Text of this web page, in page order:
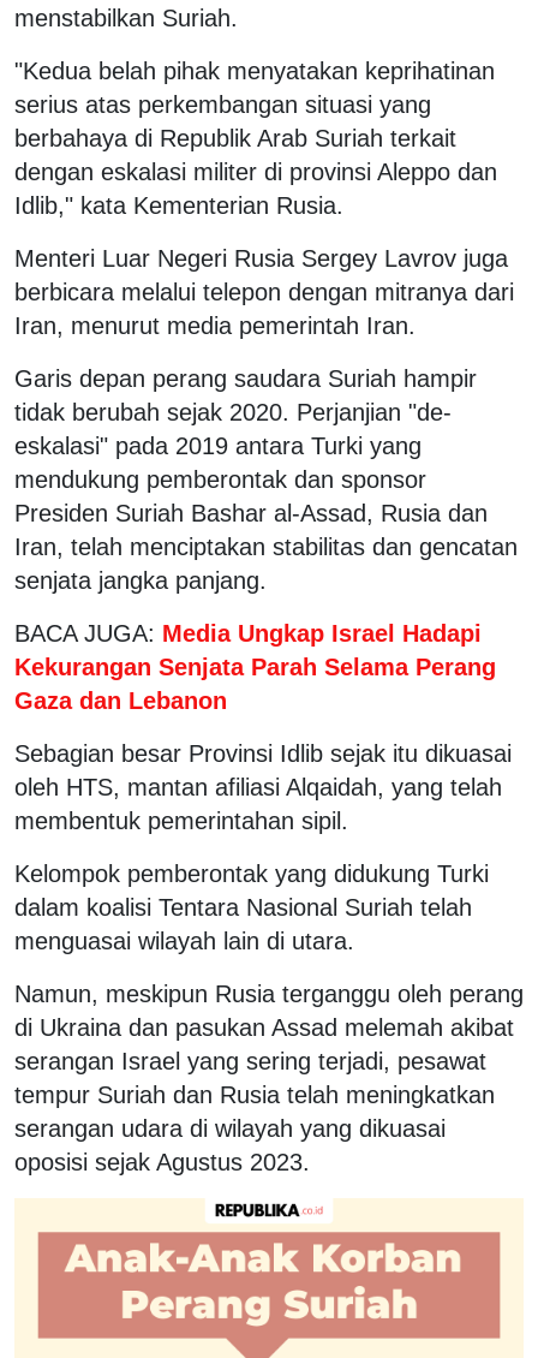
menstabilkan Suriah.
"Kedua belah pihak menyatakan keprihatinan
serius atas perkembangan situasi yang
berbahaya di Republik Arab Suriah terkait
dengan eskalasi militer di provinsi Aleppo dan
Idlib," kata Kementerian Rusia.
Menteri Luar Negeri Rusia Sergey Lavrov juga
berbicara melalui telepon dengan mitranya dari
Iran, menurut media pemerintah Iran.
Garis depan perang saudara Suriah hampir
tidak berubah sejak 2020. Perjanjian "de-
eskalasi" pada 2019 antara Turki yang
mendukung pemberontak dan sponsor
Presiden Suriah Bashar al-Assad, Rusia dan
Iran, telah menciptakan stabilitas dan gencatan
senjata jangka panjang.
BACA JUGA: Media Ungkap Israel Hadapi
Kekurangan Senjata Parah Selama Perang
Gaza dan Lebanon
Sebagian besar Provinsi Idlib sejak itu dikuasai
oleh HTS, mantan afiliasi Alqaidah, yang telah
membentuk pemerintahan sipil.
Kelompok pemberontak yang didukung Turki
dalam koalisi Tentara Nasional Suriah telah
menguasai wilayah lain di utara.
Namun, meskipun Rusia terganggu oleh perang
di Ukraina dan pasukan Assad melemah akibat
serangan Israel yang sering terjadi, pesawat
tempur Suriah dan Rusia telah meningkatkan
serangan udara di wilayah yang dikuasai
oposisi sejak Agustus 2023.